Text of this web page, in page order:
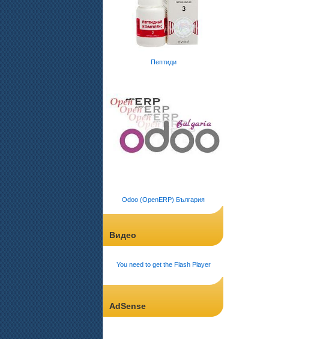
Пептиди
Odoo (OpenERP) България
Видео
You need to get the Flash Player
AdSense